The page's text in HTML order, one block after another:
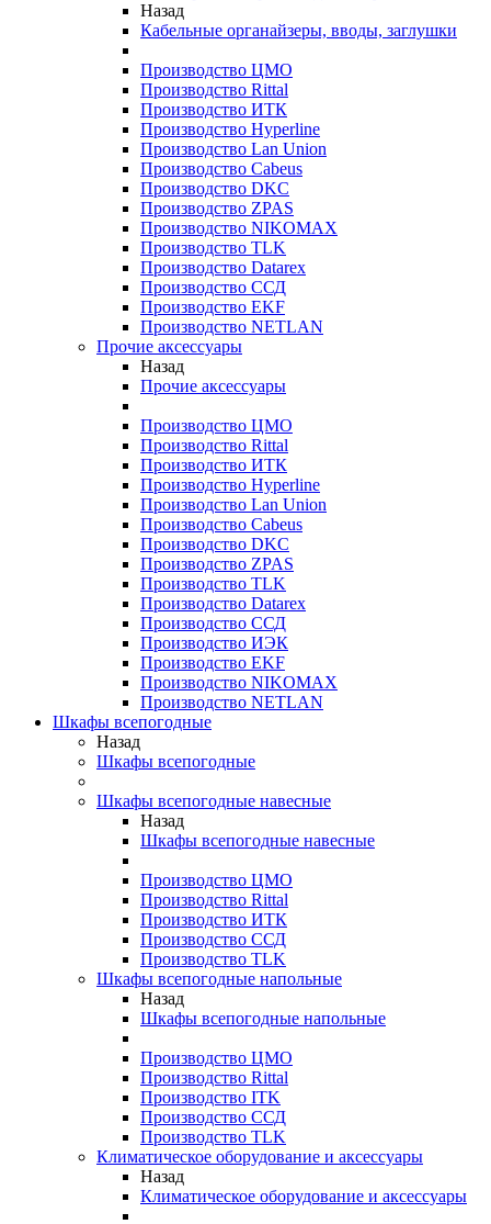
Назад
Кабельные органайзеры, вводы, заглушки
Производство ЦМО
Производство Rittal
Производство ИТК
Производство Hyperline
Производство Lan Union
Производство Cabeus
Производство DKC
Производство ZPAS
Производство NIKOMAX
Производство TLK
Производство Datarex
Производство ССД
Производство EKF
Производство NETLAN
Прочие аксеcсуары
Назад
Прочие аксеcсуары
Производство ЦМО
Производство Rittal
Производство ИТК
Производство Hyperline
Производство Lan Union
Производство Cabeus
Производство DKC
Производство ZPAS
Производство TLK
Производство Datarex
Производство ССД
Производство ИЭК
Производство EKF
Производство NIKOMAX
Производство NETLAN
Шкафы всепогодные
Назад
Шкафы всепогодные
Шкафы всепогодные навесные
Назад
Шкафы всепогодные навесные
Производство ЦМО
Производство Rittal
Производство ИТК
Производство ССД
Производство TLK
Шкафы всепогодные напольные
Назад
Шкафы всепогодные напольные
Производство ЦМО
Производство Rittal
Производство ITK
Производство ССД
Производство TLK
Климатическое оборудование и аксессуары
Назад
Климатическое оборудование и аксессуары